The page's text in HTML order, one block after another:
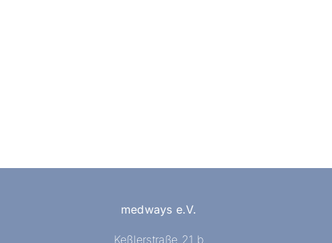
medways e.V.
Keßlerstraße 21 b